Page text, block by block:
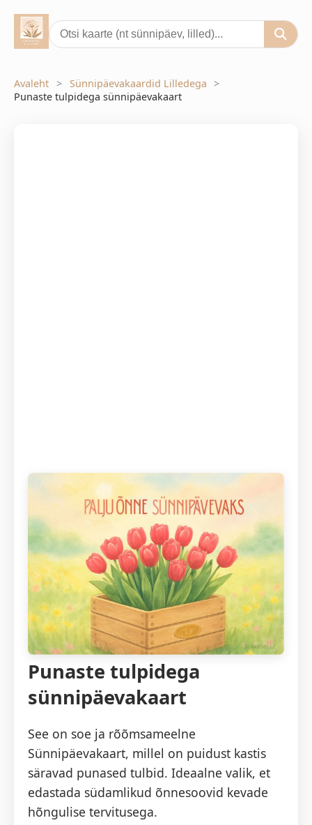
Avaleht
Sünnipäevakaardid Lilledega
Punaste tulpidega sünnipäevakaart
Punaste tulpidega
sünnipäevakaart
See on soe ja rõõmsameelne
Sünnipäevakaart, millel on puidust kastis
säravad punased tulbid. Ideaalne valik, et
edastada südamlikud õnnesoovid kevade
hõngulise tervitusega.